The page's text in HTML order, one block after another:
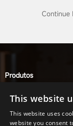
Continue
Produtos
Solução
Sobre
Contato
This website
This website uses
website you consent